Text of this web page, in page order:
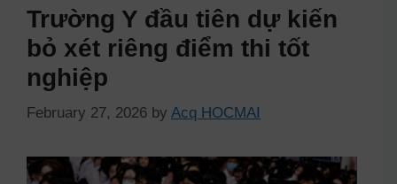
Trường Y đầu tiên dự kiến
bỏ xét riêng điểm thi tốt
nghiệp
February 27, 2026 by Acq HOCMAI